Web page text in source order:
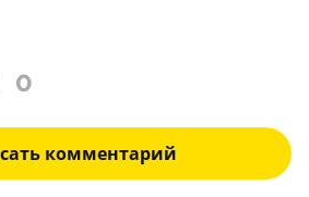
0
комментарий